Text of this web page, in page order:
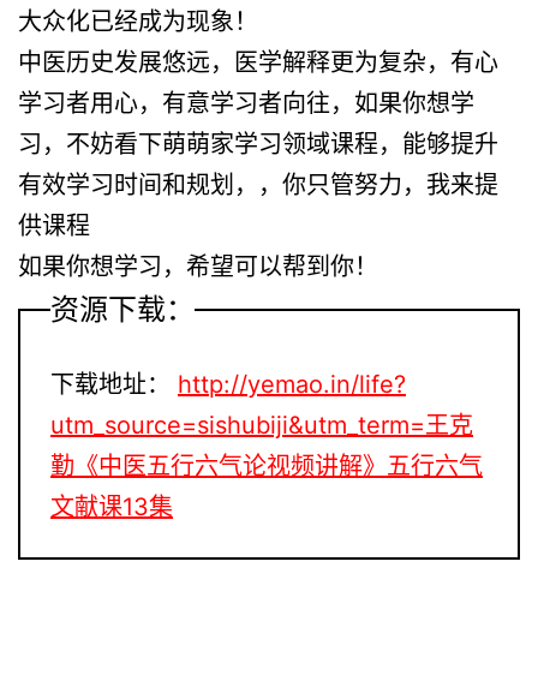
大众化已经成为现象！
中医历史发展悠远，医学解释更为复杂，有心
学习者用心，有意学习者向往，如果你想学
习，不妨看下萌萌家学习领域课程，能够提升
有效学习时间和规划，，你只管努力，我来提
供课程
如果你想学习，希望可以帮到你！
资源下载：
下载地址：
http://yemao.in/life?
utm_source=sishubiji&utm_term=王克
勤《中医五行六气论视频讲解》五行六气
文献课13集